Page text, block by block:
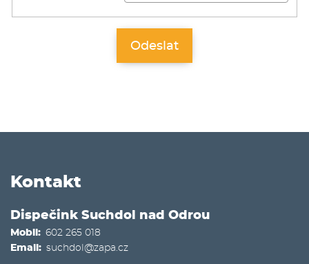
Kontakt
Dispečink Suchdol nad Odrou
Mobil
602 265 018
Email
suchdol@zapa.cz